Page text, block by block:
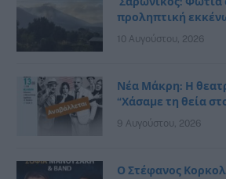
προληπτική
10 Αυγούστου, 2026
Νέα Μάκρη: Η
“Χάσαμε τη θεία
9 Αυγούστου, 2026
Ο Στέφανος